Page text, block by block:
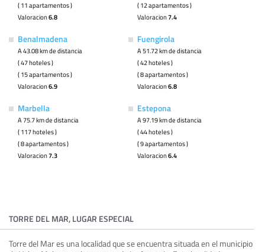
( 11 apartamentos )
Valoracion6.8
( 12 apartamentos )
Valoracion7.4
Benalmadena
A 43.08 km de distancia
( 47 hoteles )
( 15 apartamentos )
Valoracion6.9
Fuengirola
A 51.72 km de distancia
( 42 hoteles )
( 8 apartamentos )
Valoracion6.8
Marbella
A 75.7 km de distancia
( 117 hoteles )
( 8 apartamentos )
Valoracion7.3
Estepona
A 97.19 km de distancia
( 44 hoteles )
( 9 apartamentos )
Valoracion6.4
TORRE DEL MAR, LUGAR ESPECIAL
Torre del Mar es una localidad que se encuentra situada en el municipio